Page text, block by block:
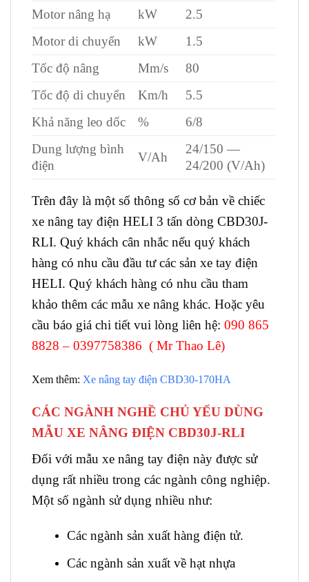
Motor nâng hạ kW
2.5
Motor di chuyển
kW
1.5
Tốc độ nâng
Mm/s
80
Tốc độ di chuyển
Km/h
5.5
Khả năng leo dốc
%
6/8
Dung lượng bình
điện
V/Ah
24/150 —
24/200 (V/Ah)
Trên đây là một số thông số cơ bản về chiếc
xe nâng tay điện HELI 3 tấn dòng CBD30J-
RLI. Quý khách cân nhắc nếu quý khách
hàng có nhu cầu đầu tư các sản xe tay điện
HELI. Quý khách hàng có nhu cầu tham
khảo thêm các mẫu xe nâng khác. Hoặc yêu
cầu báo giá chi tiết vui lòng liên hệ: 090 865
8828 – 0397758386 ( Mr Thao Lê)
Xem thêm: Xe nâng tay điện CBD30-170HA
CÁC NGÀNH NGHỀ CHỦ YẾU DÙNG
MẪU XE NÂNG ĐIỆN CBD30J-RLI
Đối với mẫu xe nâng tay điện này được sử
dụng rất nhiều trong các ngành công nghiệp.
Một số ngành sử dụng nhiều như:
Các ngành sản xuất hàng điện tử.
Các ngành sản xuất về hạt nhựa